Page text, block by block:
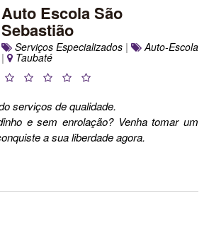
Auto Escola São
Sebastião
Serviços Especializados | Auto-Escola
| Taubaté
serviços de qualidade.
e sem enrolação? Venha tomar um
a sua liberdade agora.